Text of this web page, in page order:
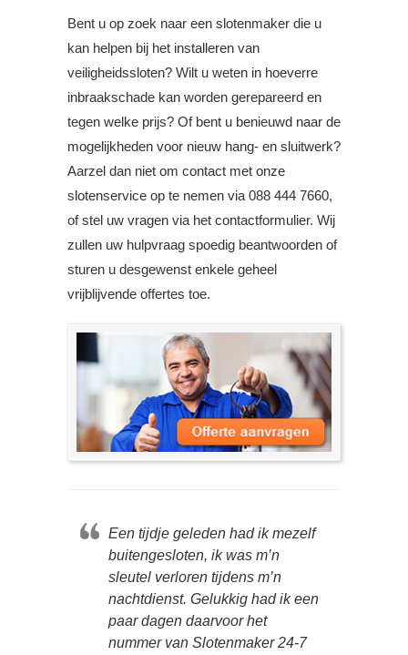
Bent u op zoek naar een slotenmaker die u
kan helpen bij het installeren van
veiligheidssloten? Wilt u weten in hoeverre
inbraakschade kan worden gerepareerd en
tegen welke prijs? Of bent u benieuwd naar de
mogelijkheden voor nieuw hang- en sluitwerk?
Aarzel dan niet om contact met onze
slotenservice op te nemen via 088 444 7660,
of stel uw vragen via het contactformulier. Wij
zullen uw hulpvraag spoedig beantwoorden of
sturen u desgewenst enkele geheel
vrijblijvende offertes toe.
Een tijdje geleden had ik mezelf
buitengesloten, ik was m’n
sleutel verloren tijdens m’n
nachtdienst. Gelukkig had ik een
paar dagen daarvoor het
nummer van Slotenmaker 24-7